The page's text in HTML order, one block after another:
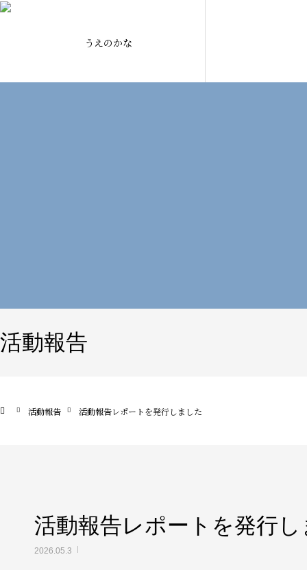
活動報告
活動報告 活動報告レポートを発行しました
活動報告レポートを発行
2026.05.3